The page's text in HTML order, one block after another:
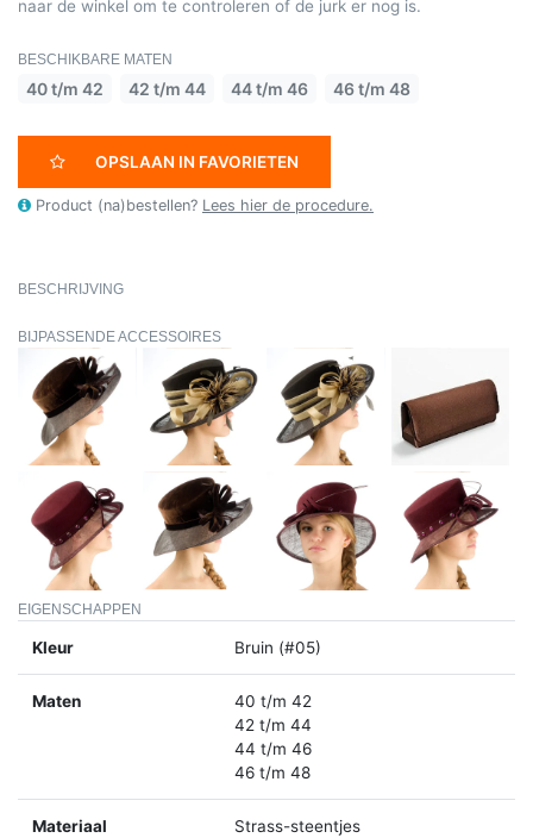
naar de winkel om te controleren of de jurk er nog is.
BESCHIKBARE MATEN
40 t/m 42 42 t/m 44 44 t/m 46 46 t/m 48
OPSLAAN IN FAVORIETEN
Product (na)bestellen? Lees hier de procedure.
BESCHRIJVING
BIJPASSENDE ACCESSOIRES
EIGENSCHAPPEN
Kleur Bruin (#05)
Maten
40 t/m 42
42 t/m 44
44 t/m 46
46 t/m 48
Materiaal
Strass-steentjes